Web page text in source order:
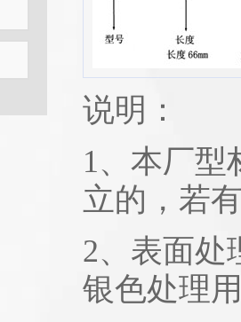
说明：
1、本厂型
立的，若
2、表面处
银色处理